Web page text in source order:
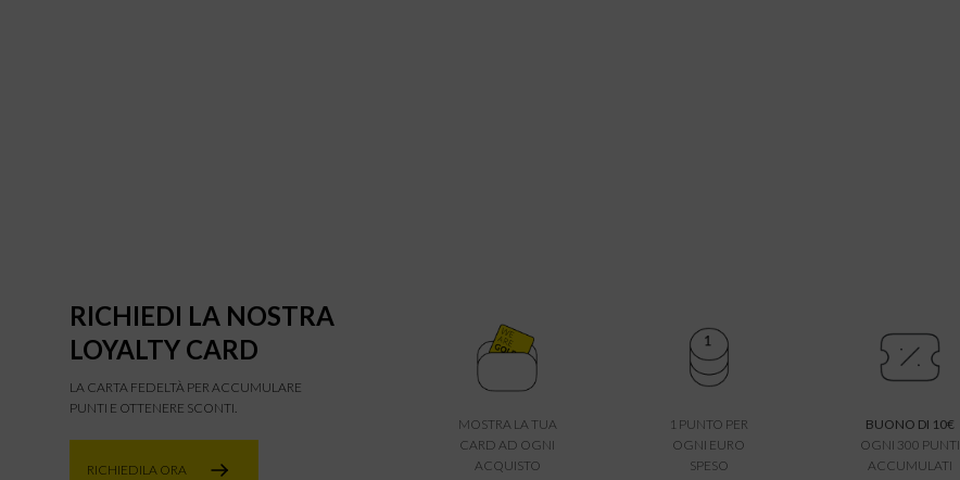
RICHIEDI LA NOSTRA
LOYALTY CARD
LA CARTA FEDELTÀ PER ACCUMULARE
PUNTI E OTTENERE SCONTI.
RICHIEDILA ORA
MOSTRA LA TUA
CARD AD OGNI
ACQUISTO
1 PUNTO PER
OGNI EURO
SPESO
BUONO DI 10€
OGNI 300 PUNTI
ACCUMULATI